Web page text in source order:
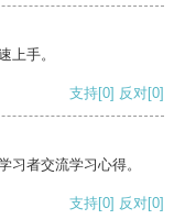
上手。
支持[0] 反对[0]
习者交流学习心得。
支持[0] 反对[0]